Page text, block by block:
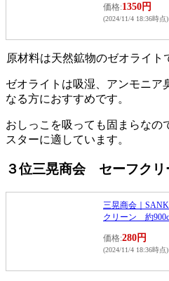
価格:1350円
(2024/11/4 18:36時点)
原材料は天然鉱物のゼオライト
ゼオライトは吸湿、アンモニア
なる方におすすめです。
おしっこを吸っても固まらなの
スターに適しています。
３位三晃商会 セーフクリ
三晃商会｜
クリーン 約
価格:280円
(2024/11/4 18:36時点)